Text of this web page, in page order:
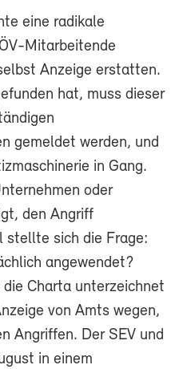
eine radikale
Mitarbeitende
Anzeige erstatten.
hat, muss dieser
gemeldet werden, und
in Gang.
oder
den Angriff
stellte sich die Frage:
angewendet?
Charta unterzeichnet
von Amts wegen,
Angriffen. Der SEV und
in einem